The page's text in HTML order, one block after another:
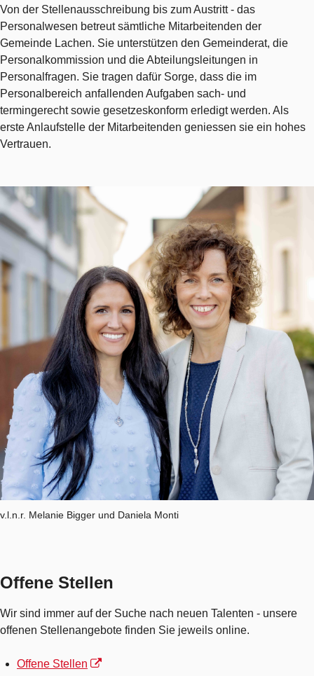
Beschreibung Personalwesen
Von der Stellenausschreibung bis zum Austritt - das
Personalwesen betreut sämtliche Mitarbeitenden der
Gemeinde Lachen. Sie unterstützen den Gemeinderat, die
Personalkommission und die Abteilungsleitungen in
Personalfragen. Sie tragen dafür Sorge, dass die im
Personalbereich anfallenden Aufgaben sach- und
termingerecht sowie gesetzeskonform erledigt werden. Als
erste Anlaufstelle der Mitarbeitenden geniessen sie ein hohes
Vertrauen.
v.l.n.r. Melanie Bigger und Daniela Monti
Offene Stellen
Wir sind immer auf der Suche nach neuen Talenten - unsere
offenen Stellenangebote finden Sie jeweils online.
Offene Stellen